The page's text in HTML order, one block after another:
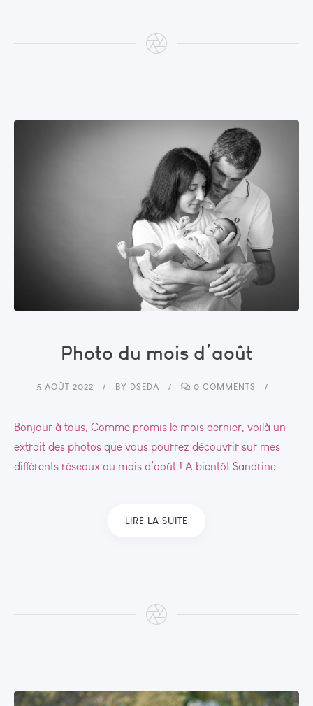
Photo du mois d’août
5 AOÛT 2022 BY DSEDA 0 COMMENTS
Bonjour à tous, Comme promis le mois dernier, voilà un
extrait des photos que vous pourrez découvrir sur mes
différents réseaux au mois d’août ! A bientôt Sandrine
LIRE LA SUITE